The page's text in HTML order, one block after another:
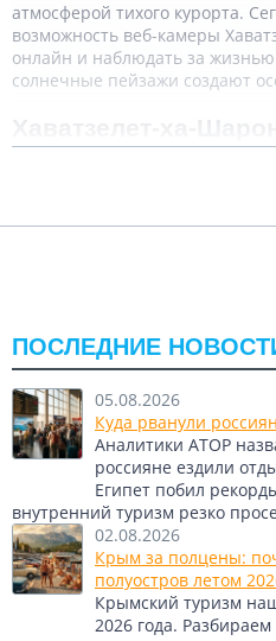
атмосферой тихого курорта.
возможность веб-камеры
онлайн и наблюдать за
солнечные пейзажи создают
регионе Шарон,
приезжают жители соседних
насладиться морем и тишиной.
Главным природным
остается его побережье.
формирует широкие песчаные
Одним из популярных мест
Это просторный участок
проводить время у воды,
наслаждаться морскими
солнечная погода и открытые
настоящего
Близость к городу Нетания
удобным местом для
ПОСЛЕДНИЕ
05.08.2026
Куда рванули
Аналитики АТОР
россияне ездили
Египет побил
внутренний туризм резко
02.08.2026
Крым за полцены:
полуостров летом
Крымский туризм
2026 года.